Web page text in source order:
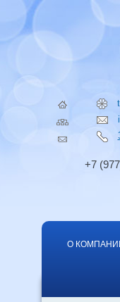
+7
О